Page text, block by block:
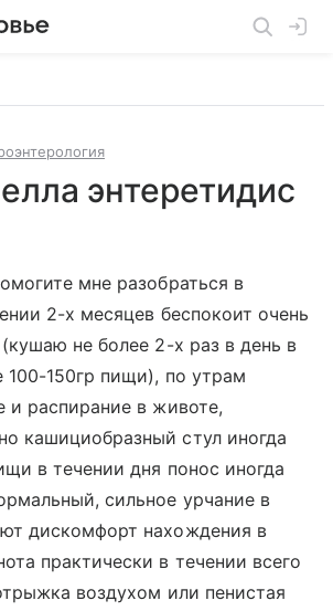
энтеретидис
мне разобраться в
2-х месяцев беспокоит очень
не более 2-х раз в день в
100-150гр пищи), по утрам
и распирание в животе,
кашициобразный стул иногда
в течении дня понос иногда
сильное урчание в
дискомфорт нахождения в
практически в течении всего
воздухом или пенистая